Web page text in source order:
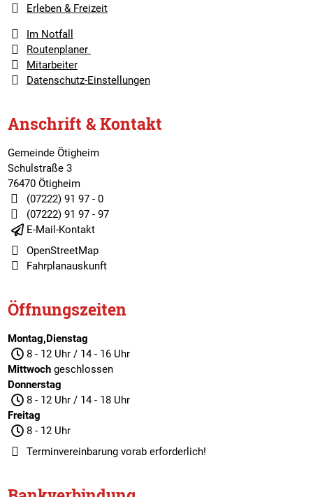
Erleben & Freizeit
Im Notfall
Routenplaner
Mitarbeiter
Datenschutz-Einstellungen
Anschrift & Kontakt
Gemeinde Ötigheim
Schulstraße 3
76470 Ötigheim
(07222) 91 97 - 0
(07222) 91 97 - 97
E-Mail-Kontakt
OpenStreetMap
Fahrplanauskunft
Öffnungszeiten
Montag,Dienstag
8 - 12 Uhr / 14 - 16 Uhr
Mittwochgeschlossen
Donnerstag
8 - 12 Uhr / 14 - 18 Uhr
Freitag
8 - 12 Uhr
Terminvereinbarungvorab erforderlich!